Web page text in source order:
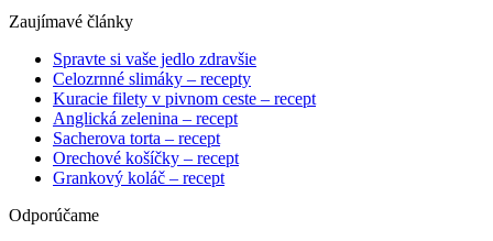
Zaujímavé články
Spravte si vaše jedlo zdravšie
Celozrnné slimáky – recepty
Kuracie filety v pivnom ceste – recept
Anglická zelenina – recept
Sacherova torta – recept
Orechové košíčky – recept
Grankový koláč – recept
Odporúčame